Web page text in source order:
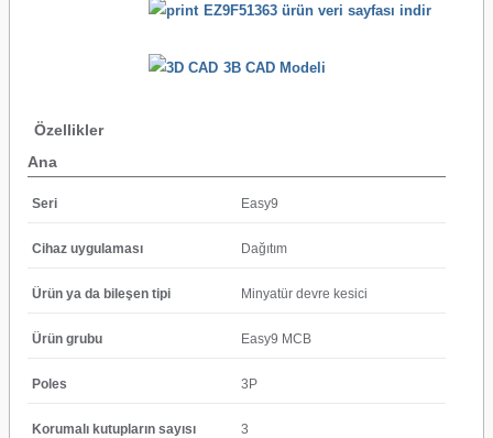
EZ9F51363 ürün veri sayfası indir
3B CAD Modeli
Özellikler
Ana
Seri Easy9
Cihaz uygulaması Dağıtım
Ürün ya da bileşen tipi Minyatür devre kesici
Ürün grubu Easy9 MCB
Poles 3P
Korumalı kutupların sayısı 3